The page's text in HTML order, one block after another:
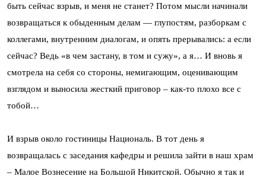
быть сейчас взрыв, и меня не станет? Потом мысли начинали
возвращаться к обыденным делам — глупостям, разборкам с
коллегами, внутренним диалогам, и опять прерывались: а если
сейчас? Ведь «в чем застану, в том и сужу», а я… И вновь я
смотрела на себя со стороны, немигающим, оценивающим
взглядом и выносила жесткий приговор – как-то плохо все с
тобой…
И взрыв около гостиницы Националь. В тот день я
возвращалась с заседания кафедры и решила зайти в наш храм
– Малое Вознесение на Большой Никитской. Обычно я так и